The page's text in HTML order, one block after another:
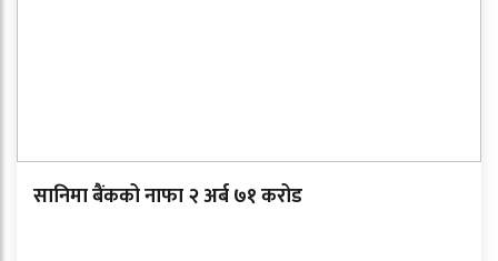
सानिमा बैंकको नाफा २ अर्ब ७१ करोड